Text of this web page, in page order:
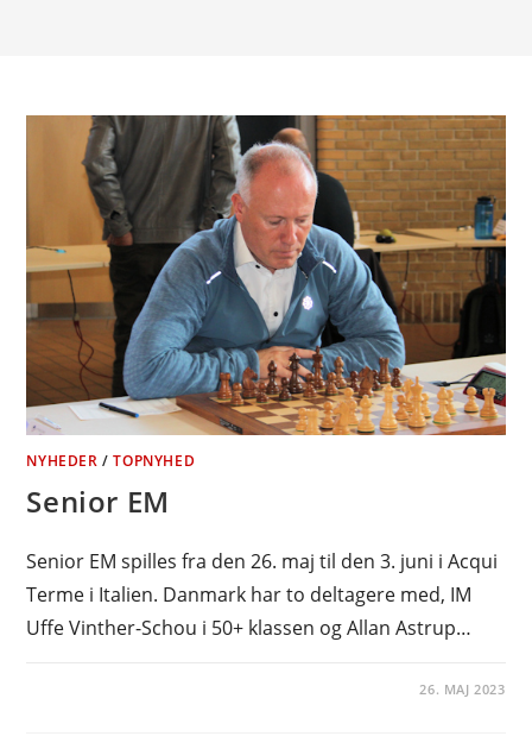
NYHEDER /TOPNYHED
Senior EM
Senior EM spilles fra den 26. maj til den 3. juni i Acqui
Terme i Italien. Danmark har to deltagere med, IM
Uffe Vinther-Schou i 50+ klassen og Allan Astrup…
26. MAJ 2023